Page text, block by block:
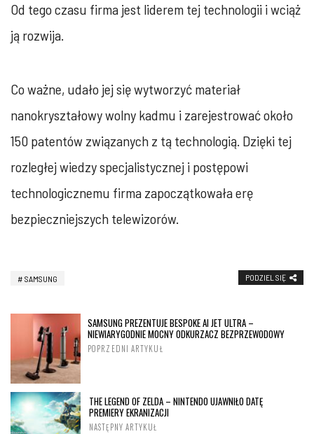
Od tego czasu firma jest liderem tej technologii i wciąż
ją rozwija.
Co ważne, udało jej się wytworzyć materiał
nanokryształowy wolny kadmu i zarejestrować około
150 patentów związanych z tą technologią. Dzięki tej
rozległej wiedzy specjalistycznej i postępowi
technologicznemu firma zapoczątkowała erę
bezpieczniejszych telewizorów.
SAMSUNG PODZIEL SIĘ
SAMSUNG PREZENTUJE BESPOKE AI JET ULTRA –
NIEWIARYGODNIE MOCNY ODKURZACZ BEZPRZEWODOWY
POPRZEDNI ARTYKUŁ
THE LEGEND OF ZELDA – NINTENDO UJAWNIŁO DATĘ
PREMIERY EKRANIZACJI
NASTĘPNY ARTYKUŁ